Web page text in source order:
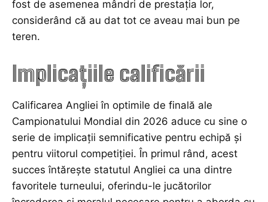
fost de asemenea mândri de prestația lor,
considerând că au dat tot ce aveau mai bun pe
teren.
Implicațiile calificării
Calificarea Angliei în optimile de finală ale
Campionatului Mondial din 2026 aduce cu sine o
serie de implicații semnificative pentru echipă și
pentru viitorul competiției. În primul rând, acest
succes întărește statutul Angliei ca una dintre
favoritele turneului, oferindu-le jucătorilor